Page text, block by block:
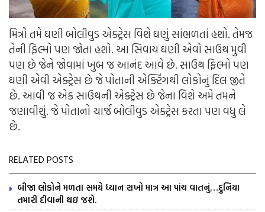
મિત્રો તમે ઘણી બોલીવુડ એક્ટ્રેસ વિશે ઘણું સાંભળતાં હશો. તેમજ
તેની ફિલ્મો પણ જોતા હશો. આ સિવાય ઘણી એવો સાઉથ મુવી
પણ છે જેને જોવામાં ખુબ જ આનંદ આવે છે. સાઉથ ફિલ્મો પણ
ઘણી એવી એક્ટ્રેસ છે જે પોતાની એક્ટિંગથી લોકોનું દિલ જીતે
છે. આવી જ એક સાઉથની એક્ટ્રેસ છે જેના વિશે અમે તમને
જણાવીશું. જે પોતાનો ચાર્જ બોલીવુડ એક્ટ્રેસ કરતા પણ વધુ લે
છે.
RELATED POSTS
બીજા લોકોને મળતા સમયે ધ્યાન રાખો માત્ર આ પાંચ વાતનું…દુનિયા
તમારી દીવાની થઇ જશે.